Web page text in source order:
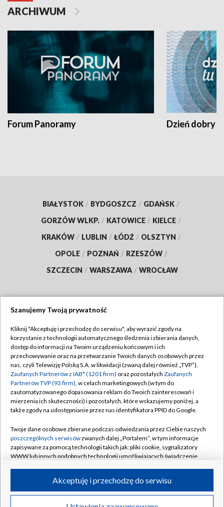
ARCHIWUM
Forum Panoramy Dzień dobry
BIAŁYSTOK / BYDGOSZCZ / GDAŃSK /
GORZÓW WLKP. / KATOWICE / KIELCE /
KRAKÓW / LUBLIN / ŁÓDŹ / OLSZTYN /
OPOLE / POZNAŃ / RZESZÓW /
SZCZECIN / WARSZAWA / WROCŁAW
TVP
Abonament TVP
Emisja w TVP
Centrum informacji TVP
Naziemna Telewizja Cyfrowa
Rada Programowa
System NOS
Informacje o nadawcy
Program dla prasy
Regulamin TVP
Polityka prywatności
Moje zgody
Pomoc
Kontakt
Kanały
©2026 Telewizja Polska S.A. w likwidacji
Szanujemy Twoją prywatność
Kliknij "Akceptuję i przechodzę do serwisu", aby wyrazić zgody na
korzystanie z technologii automatycznego śledzenia i zbierania danych,
dostęp do informacji na Twoim urządzeniu końcowym i ich
przechowywanie oraz na przetwarzanie Twoich danych osobowych przez
nas, czyli Telewizję Polską S.A. w likwidacji (zwaną dalej również „TVP”),
Zaufanych Partnerów z IAB* (1201 firm) oraz pozostałych Zaufanych
Partnerów TVP (93 firm), w celach marketingowych (w tym do
zautomatyzowanego dopasowania reklam do Twoich zainteresowań i
mierzenia ich skuteczności) i pozostałych, które wskazujemy poniżej, a
także zgody na udostępnianie przez nas identyfikatora PPID do Google.
Twoje dane osobowe zbierane podczas odwiedzania przez Ciebie naszych
poszczególnych serwisówzwanych dalej „Portalem”, w tym informacje
zapisywane za pomocą technologii takich jak: pliki cookie, sygnalizatory
WWW lub innych podobnych technologii umożliwiających świadczenie
ruchu w Internecie.
Twoje dane osobowe zbierane podczas odwiedzania przez Ciebie
Akceptuję i przechodzę do serwisu